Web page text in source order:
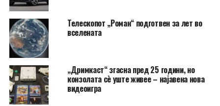
Телескопот „Роман“ подготвен за лет во
вселената
„Дримкаст“ згасна пред 25 години, но
конзолата сè уште живее – најавена нова
видеоигра